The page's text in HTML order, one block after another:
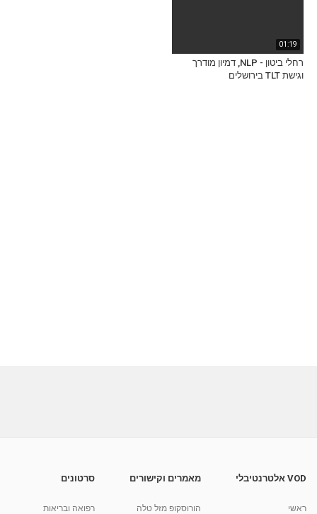
01:19
רחלי ביטון - NLP, דמיון מודרך
וגישת TLT בירושלים
VOD אלטרנטיבלי
ראשי
מאמרים וקישורים
הורוסקופ מזל טלה
סרטונים
רפואה ובריאות